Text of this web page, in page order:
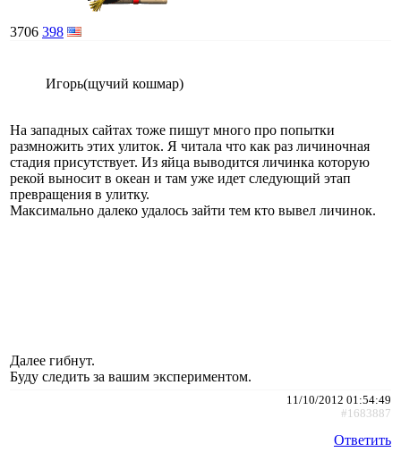
3706 398
Игорь(щучий кошмар)
На западных сайтах тоже пишут много про попытки
размножить этих улиток. Я читала что как раз личиночная
стадия присутствует. Из яйца выводится личинка которую
рекой выносит в океан и там уже идет следующий этап
превращения в улитку.
Максимально далеко удалось зайти тем кто вывел личинок.
Далее гибнут.
Буду следить за вашим экспериментом.
11/10/2012 01:54:49
#1683887
Ответить